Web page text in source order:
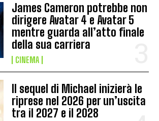
James Cameron potrebbe non
dirigere Avatar 4 e Avatar 5
mentre guarda all’atto finale
della sua carriera
CINEMA
Il sequel di Michael inizierà le
riprese nel 2026 per un’uscita
tra il 2027 e il 2028